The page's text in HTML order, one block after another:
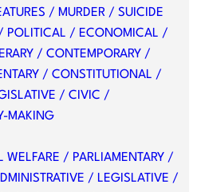
/ MURDER / SUICIDE
POLITICAL / ECONOMICAL /
/ CONTEMPORARY /
/ CONSTITUTIONAL /
/ CIVIC /
MAKING
WELFARE / PARLIAMENTARY /
/ LEGISLATIVE /